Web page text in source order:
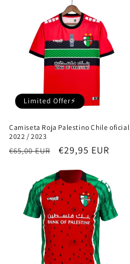
Limited Offer⚡
Camiseta Roja Palestino Chile oficial
2022 / 2023
Precio
€65,00 EUR
Precio
oferta
€29,95 EUR